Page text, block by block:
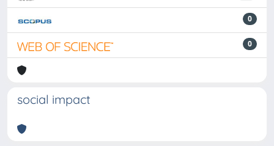
0
0
social impact